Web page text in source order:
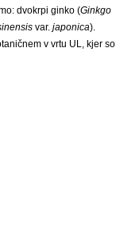
dvokrpi ginko (Ginkgo
var. japonica).
v vrtu UL, kjer so